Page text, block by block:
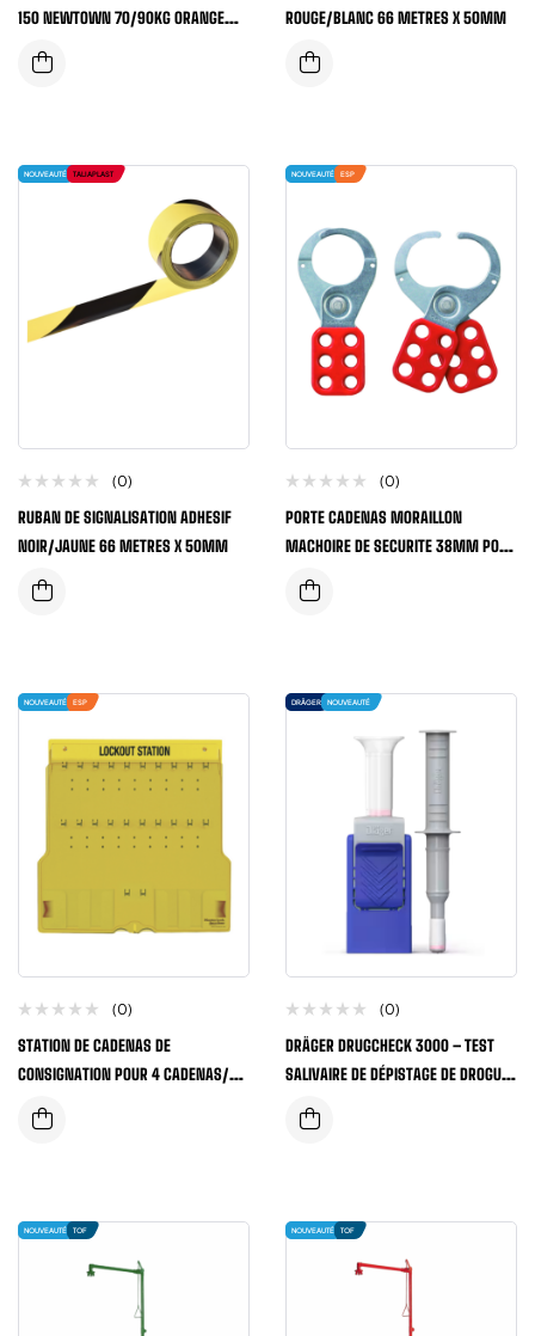
150 NEWTOWN 70/90KG ORANGE
FLUO
ROUGE/BLANC 66 METRES X 50MM
NOUVEAUTÉ TALIAPLAST
(0)
RUBAN DE SIGNALISATION ADHESIF
NOIR/JAUNE 66 METRES X 50MM
NOUVEAUTÉ ESP
(0)
PORTE CADENAS MORAILLON
MACHOIRE DE SECURITE 38MM POUR
6 CADENAS
NOUVEAUTÉ ESP
(0)
STATION DE CADENAS DE
CONSIGNATION POUR 4 CADENAS/2
MORAILLONS (LIVRÉ VIDE)
DRÄGER NOUVEAUTÉ
(0)
DRÄGER DRUGCHECK 3000 – TEST
SALIVAIRE DE DÉPISTAGE DE DROGUE
(LOT DE 20)
NOUVEAUTÉ TOF NOUVEAUTÉ TOF